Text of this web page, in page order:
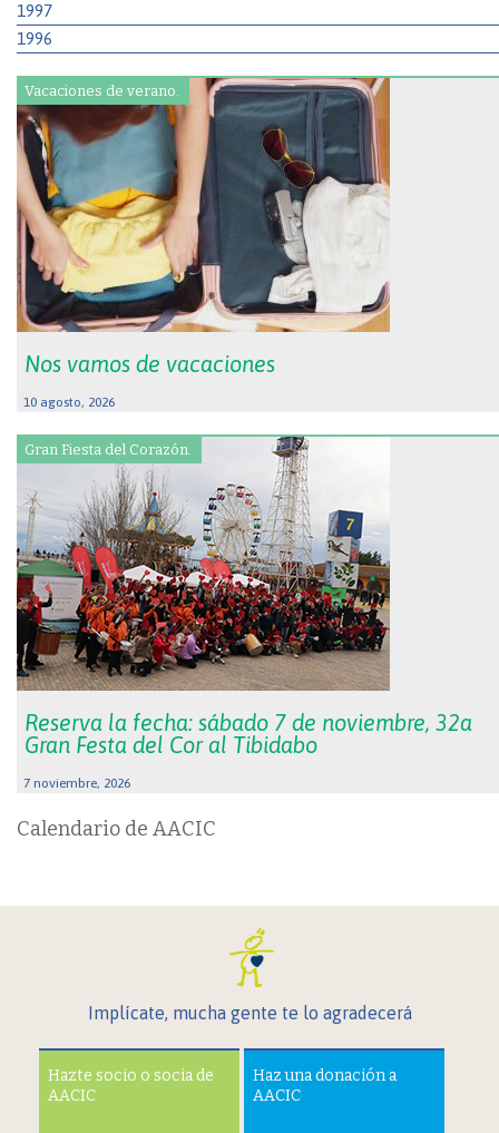
1997
1996
Vacaciones de verano.
Nos vamos de vacaciones
10 agosto, 2026
Gran Fiesta del Corazón.
Reserva la fecha: sábado 7 de noviembre, 32a
Gran Festa del Cor al Tibidabo
7 noviembre, 2026
Calendario de AACIC
Implícate, mucha gente te lo agradecerá
Hazte socio o socia de
AACIC
Haz una donación a
AACIC